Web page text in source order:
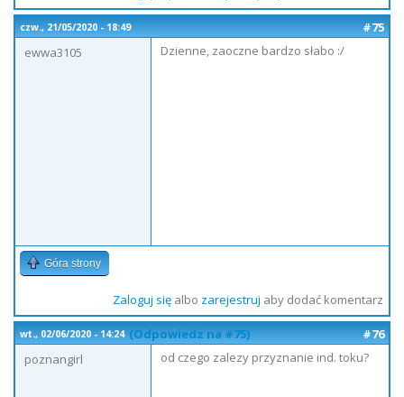
czw., 21/05/2020 - 18:49
#75
ewwa3105
Dzienne, zaoczne bardzo słabo :/
Góra strony
Zaloguj sięalbo zarejestruj aby dodać komentarz
wt., 02/06/2020 - 14:24 (Odpowiedz na #75)
#76
poznangirl
od czego zalezy przyznanie ind. toku?